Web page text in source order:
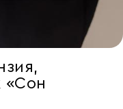
«Сон